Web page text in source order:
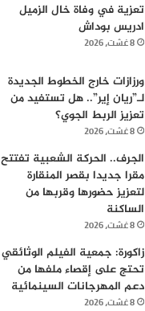
تعزية في وفاة خال الزميل
ادريس بوداش
8 غشت، 2026
ورزازات خارج الخطوط الجديدة
لـ”ريان إير”.. هل تستفيد من
تعزيز الربط الجوي؟
8 غشت، 2026
الجرف.. الحركة الشعبية تفتتح
مقرا جديدا بقصر المنقارة
لتعزيز حضورها وقربها من
الساكنة
8 غشت، 2026
زاكورة: جمعية الفيلم الوثائقي
تحتج على إقصاء ملفها من
دعم المهرجانات السينمائية
8 غشت، 2026